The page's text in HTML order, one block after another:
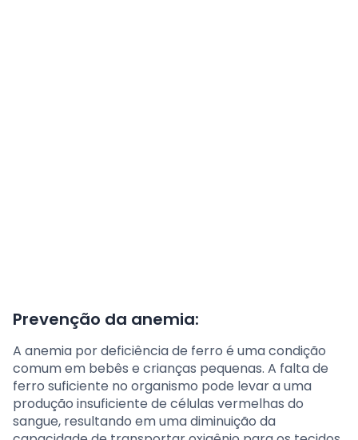
Prevenção da anemia:
A anemia por deficiência de ferro é uma condição
comum em bebês e crianças pequenas. A falta de
ferro suficiente no organismo pode levar a uma
produção insuficiente de células vermelhas do
sangue, resultando em uma diminuição da